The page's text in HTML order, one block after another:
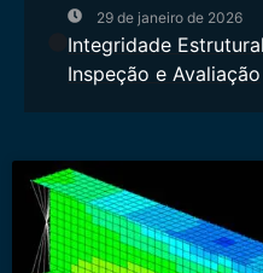
29 de janeiro de 2026
Integridade
Inspeção e Avaliação